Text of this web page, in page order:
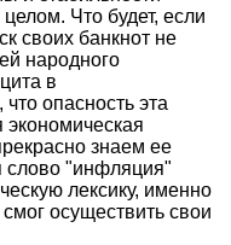
Что будет, если
своих банкнот не
народного
в
опасность эта
экономическая
знаем ее
слово "инфляция"
лексику, именно
осуществить свои